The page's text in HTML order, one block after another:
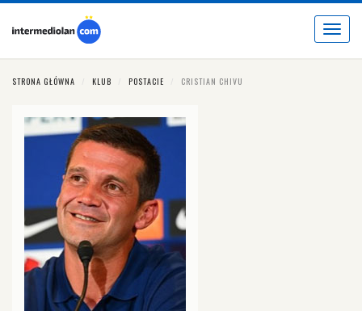
Toggle
STRONA GŁÓWNA KLUB POSTACIE CRISTIAN CHIVU